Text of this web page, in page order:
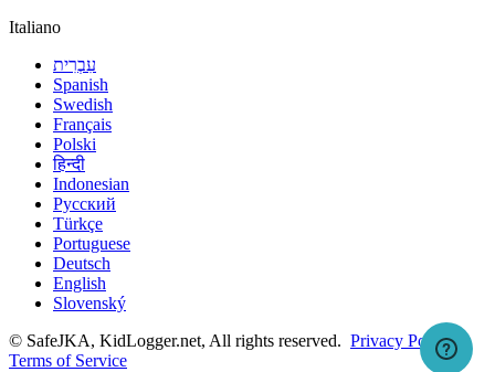
Italiano
עִבְרִית
Spanish
Swedish
Français
Polski
हिन्दी
Indonesian
Русский
Türkçe
Portuguese
Deutsch
English
Slovenský
© SafeJKA, KidLogger.net, All rights reserved. Privacy Policy
Terms of Service